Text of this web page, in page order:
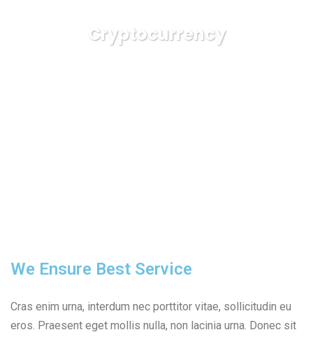
Cryptocurrency
We Ensure Best Service
Cras enim urna, interdum nec porttitor vitae, sollicitudin eu
eros. Praesent eget mollis nulla, non lacinia urna. Donec sit